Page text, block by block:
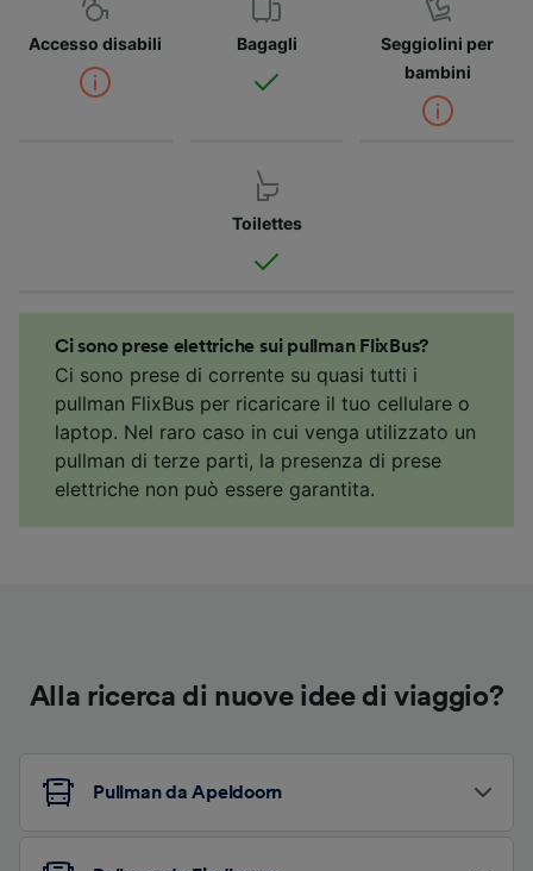
Accesso disabili Bagagli
Seggiolini per
bambini
Toilettes
Ci sono prese elettriche sui pullman FlixBus?
Ci sono prese di corrente su quasi tutti i
pullman FlixBus per ricaricare il tuo cellulare o
laptop. Nel raro caso in cui venga utilizzato un
pullman di terze parti, la presenza di prese
elettriche non può essere garantita.
Alla ricerca di nuove idee di viaggio?
Pullman da Apeldoorn